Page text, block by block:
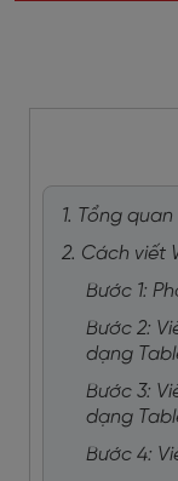
1. Tổng
2. Cách viết
Bước 1:
Bước 2:
dạng
Bước 3:
dạng
Bước 4: